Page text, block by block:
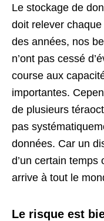
Le stockage de
doit relever
des années, nos
n’ont pas cessé
course aux
importantes.
de plusieurs
pas
données. Car un
d’un certain
arrive à tout le
Le risque est